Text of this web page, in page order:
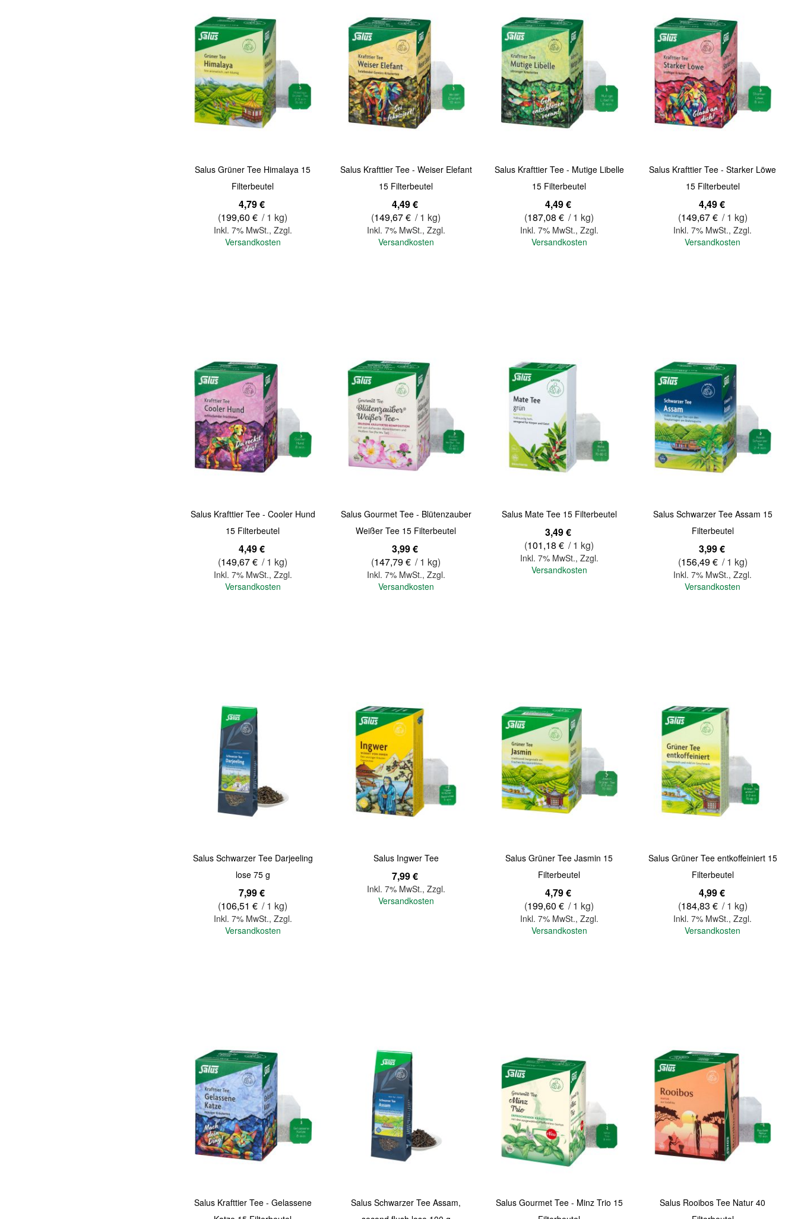
Quickview
Quickview Quickview Quickview
Salus Grüner Tee Himalaya 15
Filterbeutel
4,79 €
(199,60 € / 1 kg)
Inkl. 7% MwSt., Zzgl.
Versandkosten
Quickview
Salus Krafttier Tee - Weiser Elefant
15 Filterbeutel
4,49 €
(149,67 € / 1 kg)
Inkl. 7% MwSt., Zzgl.
Versandkosten
Quickview
Salus Krafttier Tee - Mutige Libelle
15 Filterbeutel
4,49 €
(187,08 € / 1 kg)
Inkl. 7% MwSt., Zzgl.
Versandkosten
Quickview
Salus Krafttier Tee - Starker Löwe
15 Filterbeutel
4,49 €
(149,67 € / 1 kg)
Inkl. 7% MwSt.,Zzgl.
Versandkosten
Quickview
Salus Krafttier Tee - Cooler Hund
15 Filterbeutel
4,49 €
(149,67 € / 1 kg)
Inkl. 7% MwSt., Zzgl.
Versandkosten
Quickview
Salus Gourmet Tee - Blütenzauber
Weißer Tee 15 Filterbeutel
3,99 €
(147,79 € / 1 kg)
Inkl. 7% MwSt., Zzgl.
Versandkosten
Quickview
Salus Mate Tee 15 Filterbeutel
3,49 €
(101,18 € / 1 kg)
Inkl. 7% MwSt., Zzgl.
Versandkosten
Quickview
Salus Schwarzer Tee Assam 15
Filterbeutel
3,99 €
(156,49 € / 1 kg)
Inkl. 7% MwSt.,Zzgl.
Versandkosten
Quickview
Salus Schwarzer Tee Darjeeling
lose 75 g
7,99 €
(106,51 € / 1 kg)
Inkl. 7% MwSt., Zzgl.
Versandkosten
Quickview
Salus Ingwer Tee
7,99 €
Inkl. 7% MwSt., Zzgl.
Versandkosten
Quickview
Salus Grüner Tee Jasmin 15
Filterbeutel
4,79 €
(199,60 € / 1 kg)
Inkl. 7% MwSt., Zzgl.
Versandkosten
Quickview
Salus Grüner Tee entkoffeiniert 15
Filterbeutel
4,99 €
(184,83 € / 1 kg)
Inkl. 7% MwSt.,Zzgl.
Versandkosten
Quickview
Salus Krafttier Tee - Gelassene
Salus Schwarzer Tee Assam,
Salus Gourmet Tee - Minz Trio 15
Salus Rooibos Tee Natur 40